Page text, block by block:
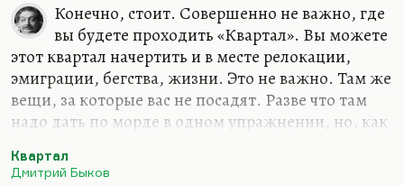
Конечно, стоит. Совершенно не важно, где
вы будете проходить «Квартал». Вы можете
этот квартал начертить и в месте релокации,
эмиграции, бегства, жизни. Это не важно. Там же
вещи, за которые вас не посадят. Разве что там
надо дать по морде в одном упражнении, но, как
ведь проходится с единственной целью –
Квартал
Дмитрий Быков